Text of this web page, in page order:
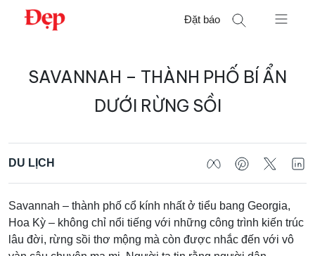
Chuyển
Đặt báo
kiếm
SAVANNAH – THÀNH PHỐ BÍ ẨN
DƯỚI RỪNG SỒI
DU LỊCH
Savannah – thành phố cổ kính nhất ở tiểu bang Georgia,
Hoa Kỳ – không chỉ nổi tiếng với những công trình kiến trúc
lâu đời, rừng sồi thơ mộng mà còn được nhắc đến với vô